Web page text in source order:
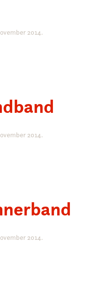
2014.
2014.
2014.